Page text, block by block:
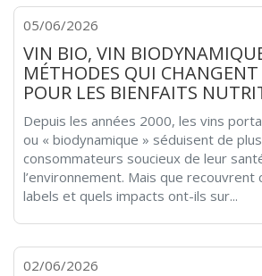
05/06/2026
VIN BIO, VIN
MÉTHODES QUI
POUR LES BIENFAITS
Depuis les années 2000, les vins
ou « biodynamique » séduisent de
consommateurs soucieux de leur
l’environnement. Mais que
labels et quels impacts ont-ils sur...
02/06/2026